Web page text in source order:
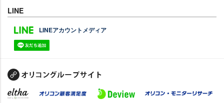
LINE
LINEアカウントメディア